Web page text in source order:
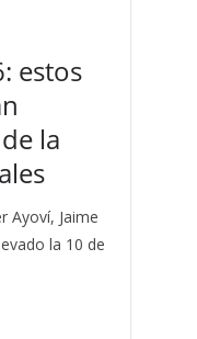
estos
la
Ayoví, Jaime
la 10 de